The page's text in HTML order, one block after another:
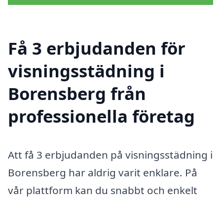
Få 3 erbjudanden för
visningsstädning i
Borensberg från
professionella företag
Att få 3 erbjudanden på visningsstädning i
Borensberg har aldrig varit enklare. På
vår plattform kan du snabbt och enkelt